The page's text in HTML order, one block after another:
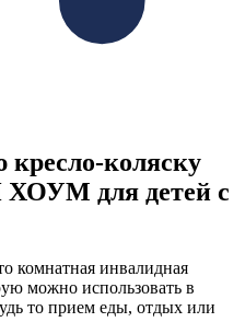
коляску
для детей с
инвалидная
можно использовать в
то прием еды, отдых или